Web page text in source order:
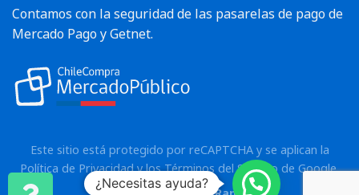
Contamos con la seguridad de las pasarelas de pago de
Mercado Pago y Getnet.
Este sitio está protegido por reCAPTCHA y se aplican la
Política de Privacidady losTérminos del Servicio de Google.
¿Necesitas ayuda?